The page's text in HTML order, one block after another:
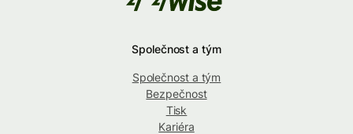
Společnost a tým
Společnost a tým
Bezpečnost
Tisk
Kariéra